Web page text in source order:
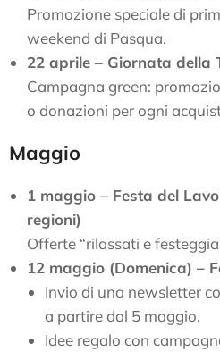
Promozione speciale di
weekend di Pasqua.
22 aprile – Giornata della
Campagna green:
o donazioni per ogni
Maggio
1 maggio – Festa del
regioni)
Offerte “rilassati e
12 maggio (Domenica) –
Invio di una newsletter
a partire dal 5 maggio.
Idee regalo con